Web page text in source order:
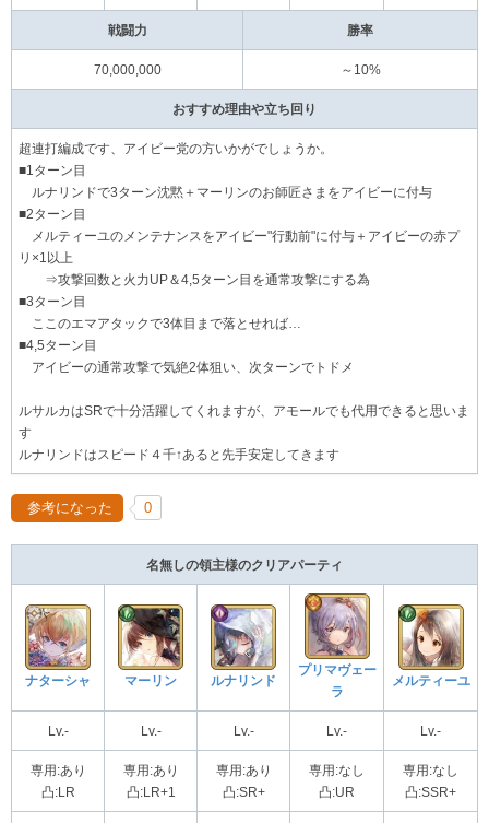
戦闘力 勝率
70,000,000 ～10%
おすすめ理由や立ち回り
超連打編成です、アイビー党の方いかがでしょうか。
■1ターン目
ルナリンドで3ターン沈黙＋マーリンのお師匠さまをアイビーに付与
■2ターン目
メルティーユのメンテナンスをアイビー"行動前"に付与＋アイビーの赤プ
リ×1以上
⇒攻撃回数と火力UP＆4,5ターン目を通常攻撃にする為
■3ターン目
ここのエマアタックで3体目まで落とせれば…
■4,5ターン目
アイビーの通常攻撃で気絶2体狙い、次ターンでトドメ
ルサルカはSRで十分活躍してくれますが、アモールでも代用できると思いま
す
ルナリンドはスピード４千↑あると先手安定してきます
参考になった 0
名無しの領主様のクリアパーティ
ナターシャ マーリン ルナリンド
プリマヴェー
ラ
メルティーユ
Lv.- Lv.- Lv.- Lv.- Lv.-
専用:あり
凸:LR
専用:あり
凸:LR+1
専用:あり
凸:SR+
専用:なし
凸:UR
専用:なし
凸:SSR+